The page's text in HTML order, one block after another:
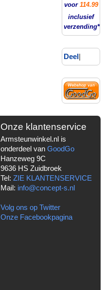
voor 114.99
inclusief
verzending*
Deel|
Onze klantenservice
Armsteunwinkel.nl is
onderdeel van GoodGo
Hanzeweg 9C
9636 HS Zuidbroek
Tel: ZIE KLANTENSERVICE
Mail: info@concept-s.nl
Volg ons op Twitter
Onze Facebookpagina